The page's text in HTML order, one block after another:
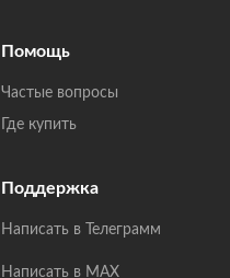
Помощь
Частые вопросы
Где купить
Поддержка
Написать в Телеграмм
Написать в MAX